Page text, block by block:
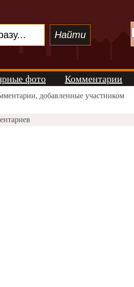
фото Комментарии
добавленные участником